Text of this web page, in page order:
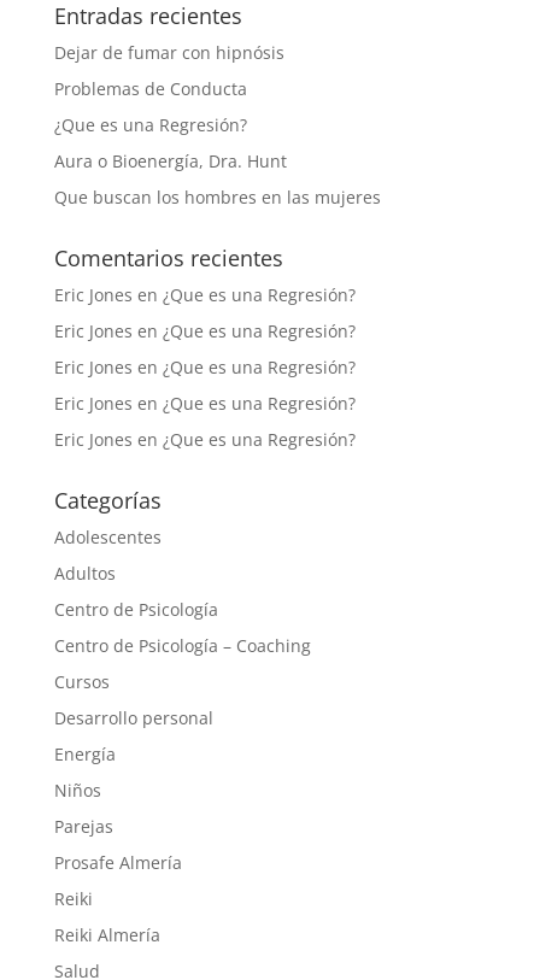
Entradas recientes
Dejar de fumar con hipnósis
Problemas de Conducta
¿Que es una Regresión?
Aura o Bioenergía, Dra. Hunt
Que buscan los hombres en las mujeres
Comentarios recientes
Eric Jones en ¿Que es una Regresión?
Eric Jones en ¿Que es una Regresión?
Eric Jones en ¿Que es una Regresión?
Eric Jones en ¿Que es una Regresión?
Eric Jones en ¿Que es una Regresión?
Categorías
Adolescentes
Adultos
Centro de Psicología
Centro de Psicología – Coaching
Cursos
Desarrollo personal
Energía
Niños
Parejas
Prosafe Almería
Reiki
Reiki Almería
Salud